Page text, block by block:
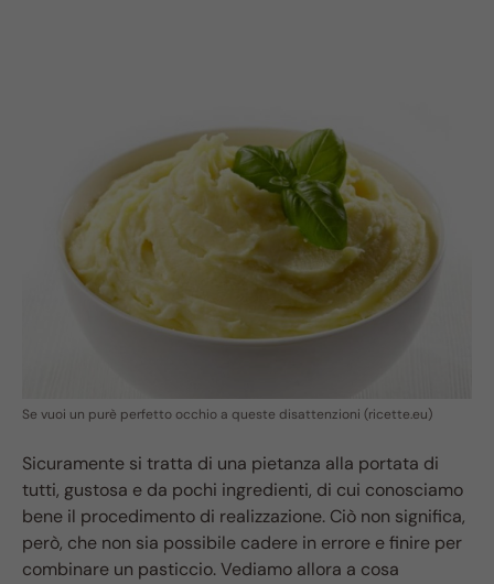
Se vuoi un purè perfetto occhio a queste disattenzioni (ricette.eu)
Sicuramente si tratta di una pietanza alla portata di
tutti, gustosa e da pochi ingredienti, di cui conosciamo
bene il procedimento di realizzazione. Ciò non significa,
però, che non sia possibile cadere in errore e finire per
combinare un pasticcio. Vediamo allora a cosa